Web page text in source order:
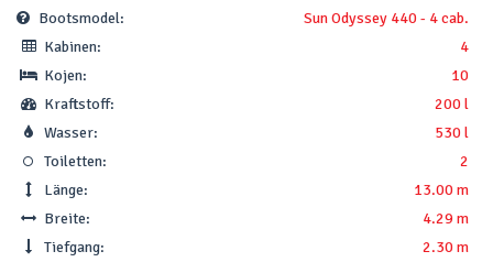
Bootsmodel:
Sun Odyssey 440 - 4 cab.
Kabinen:
4
Kojen:
10
Kraftstoff:
200 l
Wasser:
530 l
Toiletten:
2
Länge:
13.00 m
Breite:
4.29 m
Tiefgang:
2.30 m